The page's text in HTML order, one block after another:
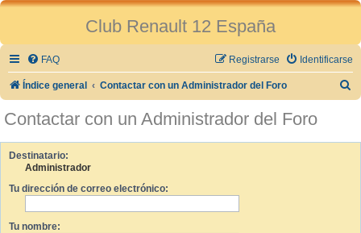
Club Renault 12 España
FAQ Identificarse
Registrarse
Índice general Contactar con un Administrador del Foro
Contactar con un Administrador del Foro
Destinatario:
Administrador
Tu dirección de correo electrónico:
Tu nombre: